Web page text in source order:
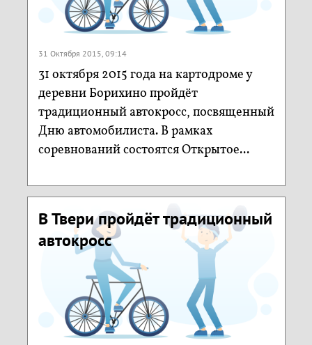
31 Октября 2015, 09:14
31 октября 2015 года на картодроме у
деревни Борихино пройдёт
традиционный автокросс, посвященный
Дню автомобилиста. В рамках
соревнований состоятся Открытое...
В Твери пройдёт традиционный
автокросс